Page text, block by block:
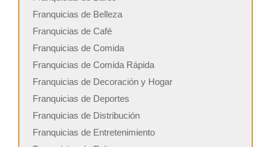
Franquicias de Belleza
Franquicias de Café
Franquicias de Comida
Franquicias de Comida Rápida
Franquicias de Decoración y Hogar
Franquicias de Deportes
Franquicias de Distribución
Franquicias de Entretenimiento